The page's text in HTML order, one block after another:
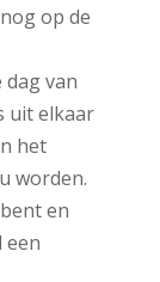
op de
van
uit elkaar
het
worden.
en
een